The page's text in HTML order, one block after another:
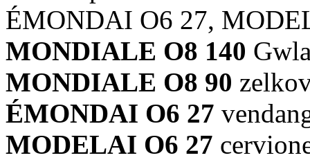
ÉMONDAI O6 27,
MONDIALE O8 140
MONDIALE O8 90
ÉMONDAI O6 27
MODELAI O6 27